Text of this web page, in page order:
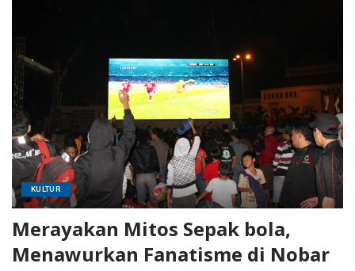
KULTUR
Merayakan Mitos Sepak bola,
Menawurkan Fanatisme di Nobar